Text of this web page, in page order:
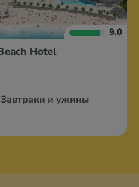
9.0
Hotel
Завтраки и ужины